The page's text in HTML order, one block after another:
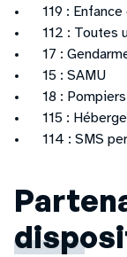
119 :
112 : Toutes
17 :
15 : SAMU
18 : Pompiers
115 :
114 : SMS